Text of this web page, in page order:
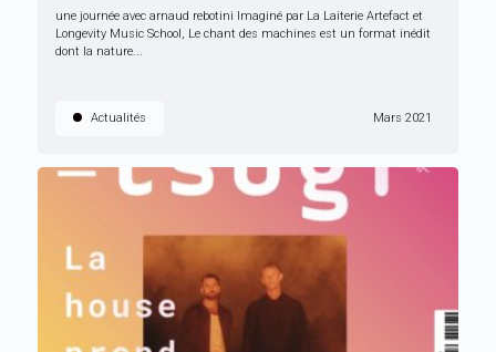
une journée avec arnaud rebotini Imaginé par La Laiterie Artefact et
Longevity Music School, Le chant des machines est un format inédit
dont la nature...
Actualités Mars 2021